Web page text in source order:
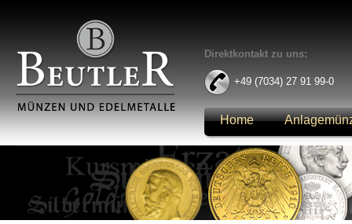
Direktkontakt zu uns:
+49 (7034) 27 91 99-0
Home
Anmelden